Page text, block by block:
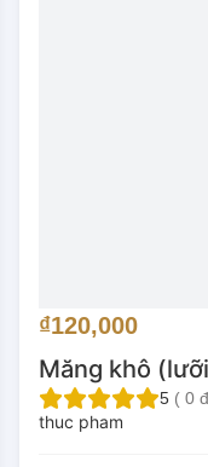
₫120,000
Măng khô
5 ( 0
thuc pham